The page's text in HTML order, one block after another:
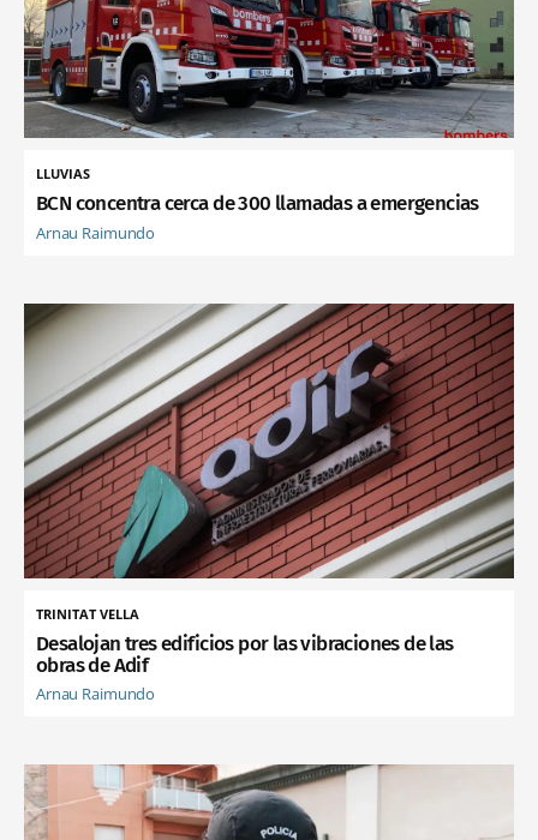
LLUVIAS
BCN concentra cerca de 300 llamadas a emergencias
Arnau Raimundo
TRINITAT VELLA
Desalojan tres edificios por las vibraciones de las
obras de Adif
Arnau Raimundo